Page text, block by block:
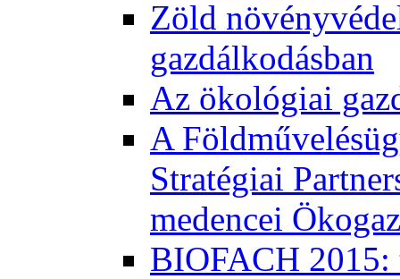
Zöld
gazdálkodásban
Az ökológiai
A
Stratégiai
medencei
BIOFACH